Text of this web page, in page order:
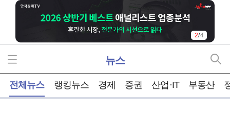
2/4
뉴스
전체뉴스 랭킹뉴스 경제 증권 산업·IT 부동산